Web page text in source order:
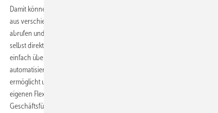
Damit können die Portfoliomanager von Awattar die aktuellen Preise
aus verschiedenen Marktsegmenten in verschiedenen Ländern
abrufen und entsprechende Handelsgeschäfte abschließen, ohne
selbst direkt an der Börse handeln zu müssen. Sie stellen ihre Gebote
einfach über die Nutzeroberfläche von Nextra oder über den
automatisierten Austausch von Gebotslisten ein. „Das Nextraportal
ermöglicht uns, unsere Kunden noch effizienter und direkter von ihrer
eigenen Flexibilität profitieren zu lassen”, betont Simon Schmitz,
Geschäftsführer von Awattar. „Insbesondere für das stark wachsende